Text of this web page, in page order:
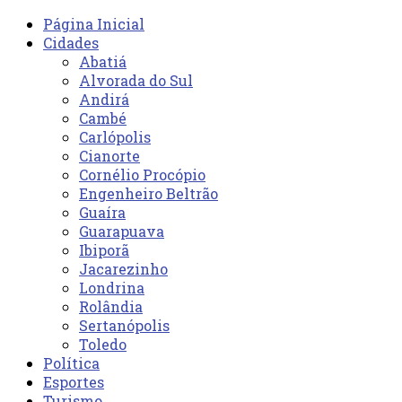
Página Inicial
Cidades
Abatiá
Alvorada do Sul
Andirá
Cambé
Carlópolis
Cianorte
Cornélio Procópio
Engenheiro Beltrão
Guaíra
Guarapuava
Ibiporã
Jacarezinho
Londrina
Rolândia
Sertanópolis
Toledo
Política
Esportes